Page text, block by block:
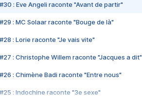
#30 : Eve Angeli raconte "Avant de partir"
#29 : MC Solaar raconte "Bouge de là"
#28 : Lorie raconte "Je vais vite"
#27 : Christophe Willem raconte "Jacques a dit"
#26 : Chimène Badi raconte "Entre nous"
#25 : Indochine raconte "3e sexe"